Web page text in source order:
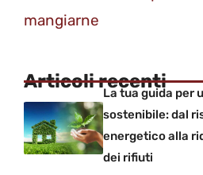
mangiarne
Articoli recenti
La tua guida per
sostenibile: dal
energetico alla
dei rifiuti